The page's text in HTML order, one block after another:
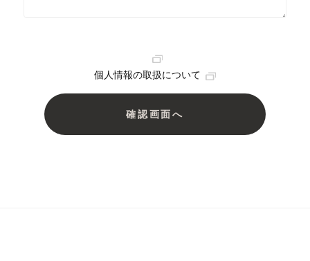
個人情報の取扱について